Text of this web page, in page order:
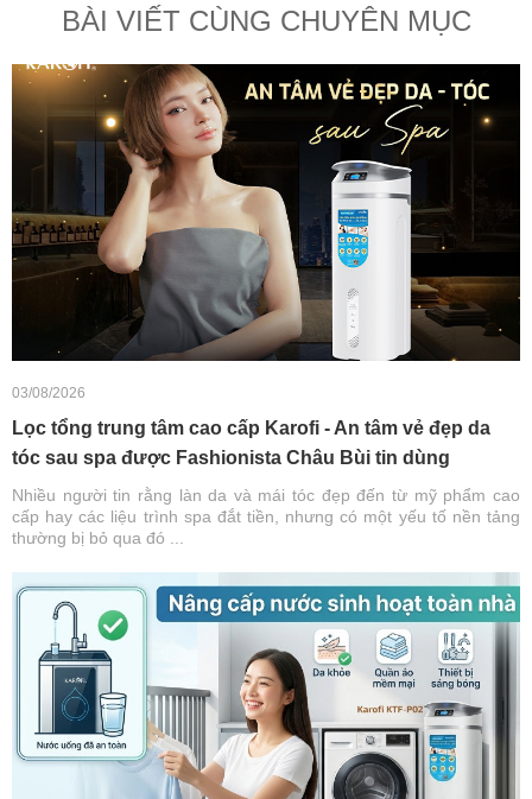
BÀI VIẾT CÙNG CHUYÊN MỤC
03/08/2026
Lọc tổng trung tâm cao cấp Karofi - An tâm vẻ đẹp da
tóc sau spa được Fashionista Châu Bùi tin dùng
Nhiều người tin rằng làn da và mái tóc đẹp đến từ mỹ phẩm cao
cấp hay các liệu trình spa đắt tiền, nhưng có một yếu tố nền tảng
thường bị bỏ qua đó ...